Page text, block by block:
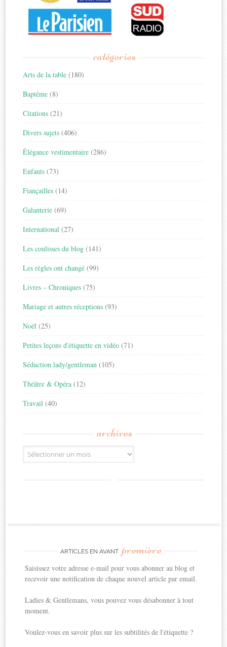
catégories
Arts de la table (180)
Baptême (8)
Citations (21)
Divers sujets (406)
Élégance vestimentaire (286)
Enfants (73)
Fiançailles (14)
Galanterie (69)
International (27)
Les coulisses du blog (141)
Les règles ont changé (99)
Livres – Chroniques (75)
Mariage et autres réceptions (93)
Noël (25)
Petites leçons d'étiquette en vidéo (71)
Séduction lady/gentleman (105)
Théâtre & Opéra (12)
Travail (40)
archives
Archives
ARTICLES EN AVANT première
Saisissez votre adresse e-mail pour vous abonner au blog et
recevoir une notification de chaque nouvel article par email.
Ladies & Gentlemans, vous pouvez vous désabonner à tout
moment.
Voulez-vous en savoir plus sur les subtilités de l'étiquette ?